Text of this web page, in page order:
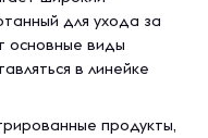
для ухода за
основные виды
в линейке
продукты,